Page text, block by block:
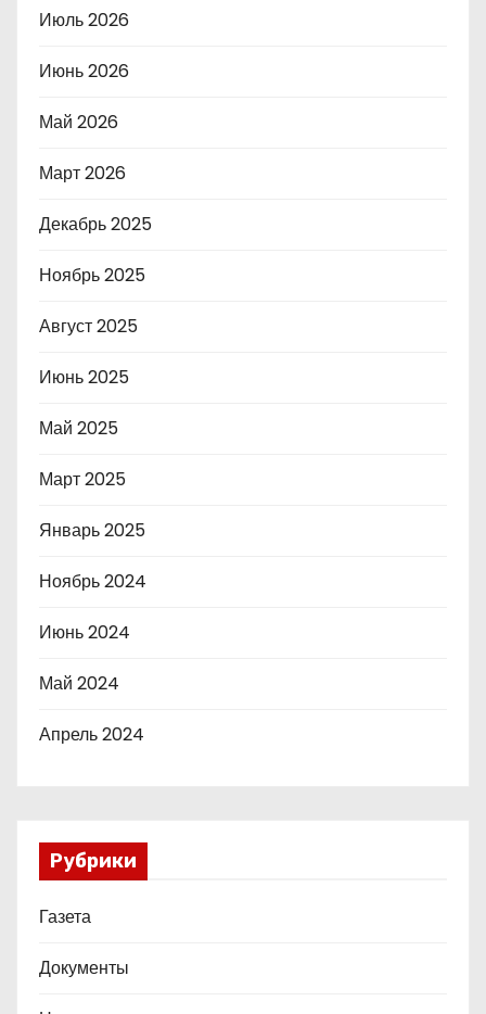
Июль 2026
Июнь 2026
Май 2026
Март 2026
Декабрь 2025
Ноябрь 2025
Август 2025
Июнь 2025
Май 2025
Март 2025
Январь 2025
Ноябрь 2024
Июнь 2024
Май 2024
Апрель 2024
Рубрики
Газета
Документы